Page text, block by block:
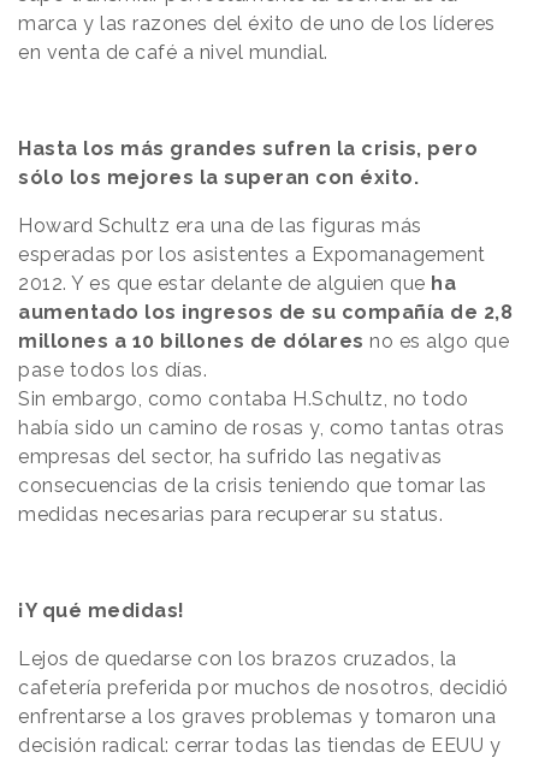
marca y las razones del éxito de uno de los líderes
en venta de café a nivel mundial.
Hasta los más grandes sufren la crisis, pero
sólo los mejores la superan con éxito.
Howard Schultz era una de las figuras más
esperadas por los asistentes a Expomanagement
2012. Y es que estar delante de alguien que ha
aumentado los ingresos de su compañía de 2,8
millones a 10 billones de dólares no es algo que
pase todos los días.
Sin embargo, como contaba H.Schultz, no todo
había sido un camino de rosas y, como tantas otras
empresas del sector, ha sufrido las negativas
consecuencias de la crisis teniendo que tomar las
medidas necesarias para recuperar su status.
¡Y qué medidas!
Lejos de quedarse con los brazos cruzados, la
cafetería preferida por muchos de nosotros, decidió
enfrentarse a los graves problemas y tomaron una
decisión radical: cerrar todas las tiendas de EEUU y